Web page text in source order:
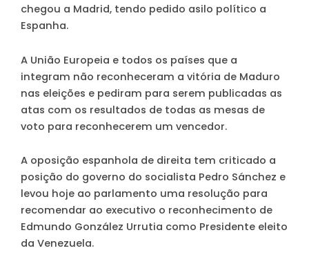
chegou a Madrid, tendo pedido asilo político a
Espanha.
A União Europeia e todos os países que a
integram não reconheceram a vitória de Maduro
nas eleições e pediram para serem publicadas as
atas com os resultados de todas as mesas de
voto para reconhecerem um vencedor.
A oposição espanhola de direita tem criticado a
posição do governo do socialista Pedro Sánchez e
levou hoje ao parlamento uma resolução para
recomendar ao executivo o reconhecimento de
Edmundo González Urrutia como Presidente eleito
da Venezuela.